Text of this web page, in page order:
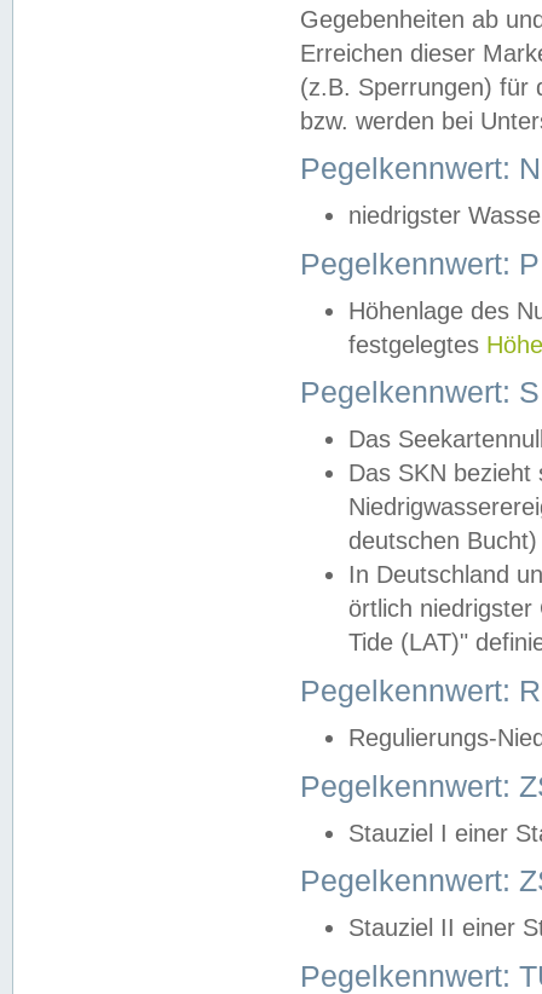
Gegebenheiten ab
Erreichen dieser
(z.B. Sperrungen) für
bzw. werden bei
Pegelkennwert:
niedrigster
Pegelkennwert:
Höhenlage des
festgelegtes
Pegelkennwert:
Das
Das SKN
deutschen
In Deutschland
örtlich
Tide (LAT)"
Pegelkennwert:
Regulierungs-
Pegelkennwert:
Stauziel I einer
Pegelkennwert:
Stauziel II einer
Pegelkennwert: